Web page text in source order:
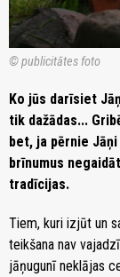
© publicitātes foto
Ko jūs darīsiet
tik dažādas...
bet, ja pērnie
brīnumus
tradīcijas.
Tiem, kuri izjūt un
teikšana nav
jāņugunī neklājas